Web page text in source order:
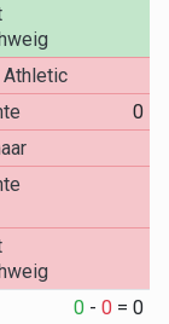
Athletic
0
0 -0 =0